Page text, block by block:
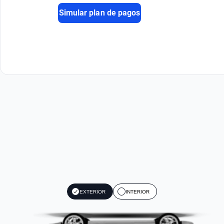
Simular plan de pagos
EXTERIOR INTERIOR